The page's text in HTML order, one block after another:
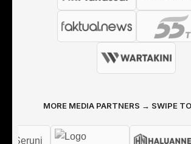
MORE MEDIA PARTNERS → SWIPE